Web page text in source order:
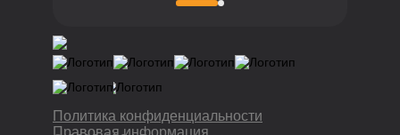
Политика конфиденциальности
Правовая информация